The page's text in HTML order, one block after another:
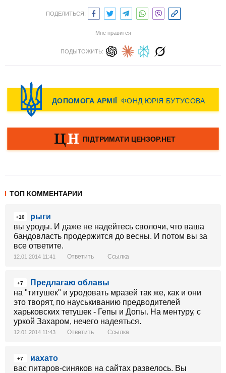
ПОДЕЛИТЬСЯ:
Мне нравится
ПОДЫТОЖИТЬ:
ТОП КОММЕНТАРИИ
+10
рыги
вы уроды. И даже не надейтесь сволочи, что ваша
бандовласть продержится до весны. И потом вы за
все ответите.
12.01.2014 11:41 Ответить Ссылка
+7
Предлагаю облавы
на "титушек" и уродовать мразей так же, как и они
это творят, по науськиванию предводителей
харьковских тетушек - Гепы и Допы. На ментуру, с
уркой Захаром, нечего надеяться.
12.01.2014 11:43 Ответить Ссылка
+7
иахато
вас питаров-синяков на сайтах развелось. Вы